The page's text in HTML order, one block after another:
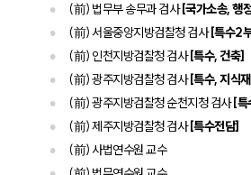
대륜소개
대륜소개
대륜의 강점
오시는 길
글로벌 파트너 로
(前) 법무부 송무과 검사[국가소송, 행
(前) 서울중앙지방검찰청 검사[특수2
(前) 인천지방검찰청 검사[특수, 건축]
(前) 광주지방검찰청 검사[특수, 지식
(前) 광주지방검찰청 순천지청 검사[특
(前) 제주지방검찰청 검사[특수전담]
(前) 사법연수원 교수